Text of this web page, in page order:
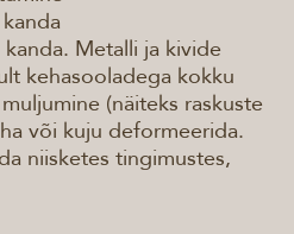
Metalli ja kivide
kehasooladega kokku
(näiteks raskuste
või kuju deformeerida.
niisketes tingimustes,